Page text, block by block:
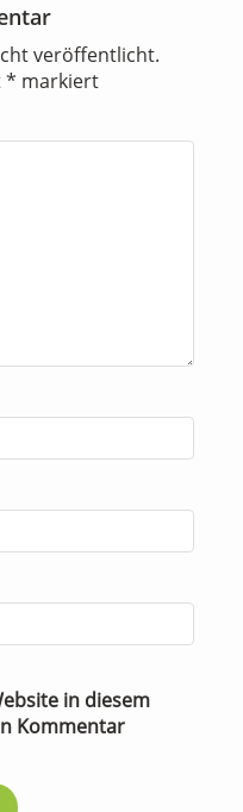
veröffentlicht.
* markiert
in diesem
Kommentar